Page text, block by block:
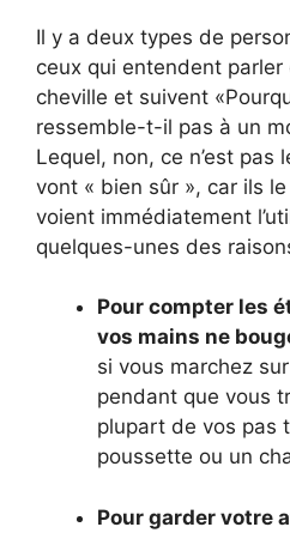
Il y a deux types de
ceux qui entendent
cheville et suivent
ressemble-t-il pas à un
Lequel, non, ce n’est pas
vont « bien sûr », car ils
voient immédiatement
quelques-unes des
Pour compter les
vos mains ne
si vous marchez
pendant que vous
plupart de vos pas
poussette ou un
Pour garder votre